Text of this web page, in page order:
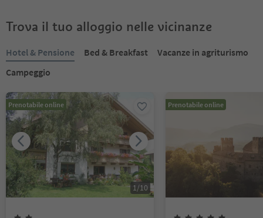
Trova il tuo alloggio nelle vicinanze
Hotel & Pensione Bed & Breakfast
Vacanze in agriturismo
Campeggio
Prenotabile online
1/10
Prenotabile online